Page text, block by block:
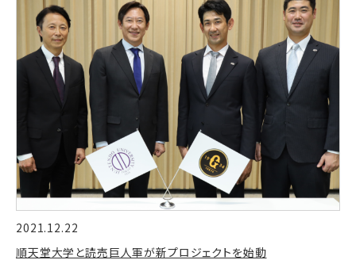
2021.12.22
順天堂大学と読売巨人軍が新プロジェクトを始動